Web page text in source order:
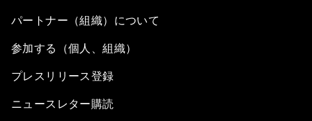
パートナー（組織）について
参加する（個人、組織）
プレスリリース登録
ニュースレター購読